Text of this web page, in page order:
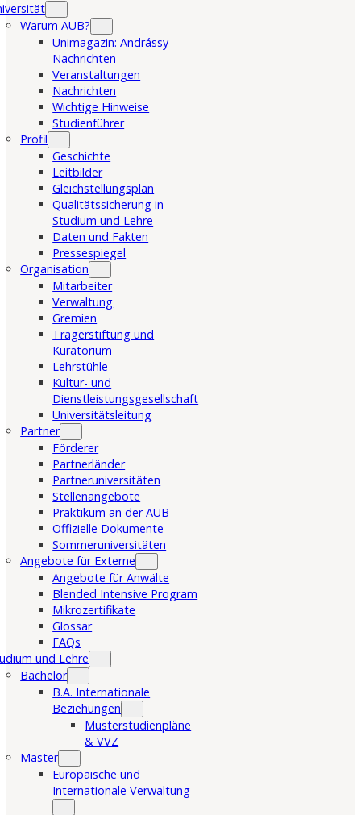
Warum AUB?
Unimagazin: Andrássy
Nachrichten
Veranstaltungen
Nachrichten
Wichtige Hinweise
Studienführer
Profil
Geschichte
Leitbilder
Gleichstellungsplan
Qualitätssicherung in
Studium und Lehre
Daten und Fakten
Pressespiegel
Organisation
Mitarbeiter
Verwaltung
Gremien
Trägerstiftung und
Kuratorium
Lehrstühle
Kultur- und
Dienstleistungsgesellschaft
Universitätsleitung
Partner
Förderer
Partnerländer
Partneruniversitäten
Stellenangebote
Praktikum an der AUB
Offizielle Dokumente
Sommeruniversitäten
Angebote für Externe
Angebote für Anwälte
Blended Intensive Program
Mikrozertifikate
Glossar
FAQs
und Lehre
Bachelor
B.A. Internationale
Beziehungen
Musterstudienpläne
& VVZ
Master
Europäische und
Internationale Verwaltung